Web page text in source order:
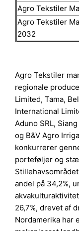
Agro Tekstiler
Agro Tekstiler
2032
Agro Tekstiler
regionale
Limited, Tama,
International
Aduno SRL,
og B&V Agro
konkurrerer
porteføljer og
andel på 34,2%,
26,7%, drevet af
Nordamerika har